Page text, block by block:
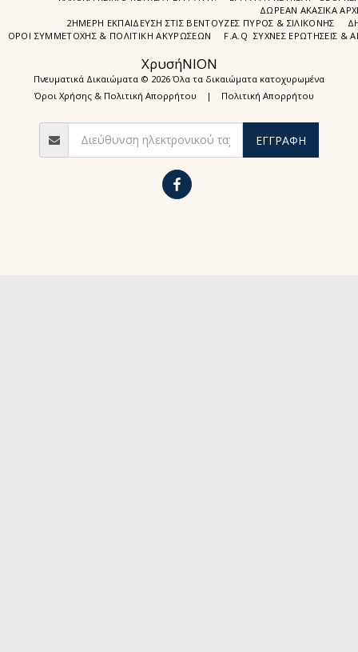
ΧρυσήΝΙΟΝ
Πνευματικά Δικαιώματα © 2026 Όλα τα δικαιώματα κατοχυρωμένα
Όροι Χρήσης & Πολιτική Απορρήτου | Πολιτική Απορρήτου
ΔΩΡΕΑΝ ΑΚΑΣΙΚΆ
2ΗΜΕΡΗ ΕΚΠΑΊΔΕΥΣΗ ΣΤΙΣ ΒΕΝΤΟΎΖΕΣ ΠΥΡΌΣ & ΣΙΛΙΚΌΝΗΣ
ΌΡΟΙ ΣΥΜΜΕΤΟΧΉΣ & ΠΟΛΙΤΙΚΉ ΑΚΥΡΏΣΕΩΝ
F.A.Q ΣΥΧΝΈΣ ΕΡΩΤΉΣΕΙΣ &
ΕΓΓΡΑΦΉ